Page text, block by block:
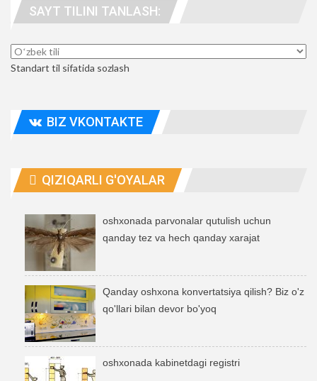
odamlar. manzil
SAYT TILINI TANLASH:
Standart til sifatida sozlash
BIZ VKONTAKTE
QIZIQARLI G'OYALAR
oshxonada parvonalar qutulish uchun
qanday tez va hech qanday xarajat
Qanday oshxona konvertatsiya qilish? Biz o'z
qo'llari bilan devor bo'yoq
oshxonada kabinetdagi registri